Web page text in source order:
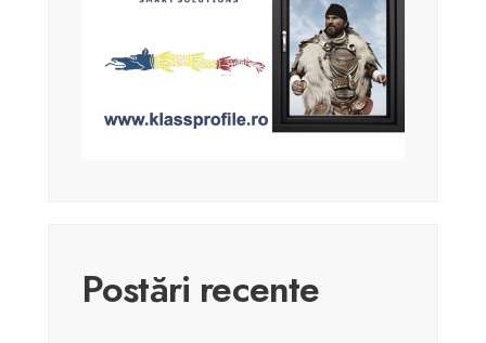
Postări recente